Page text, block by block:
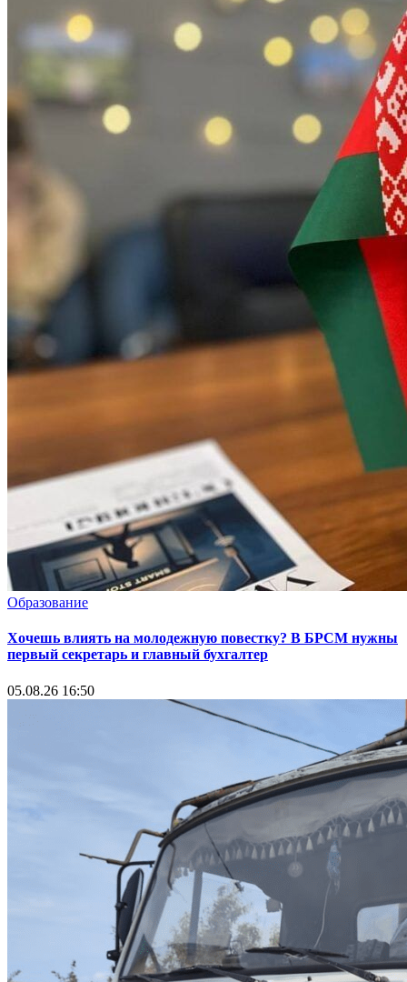
Образование
Хочешь влиять на молодежную повестку? В БРСМ нужны
первый секретарь и главный бухгалтер
05.08.26 16:50